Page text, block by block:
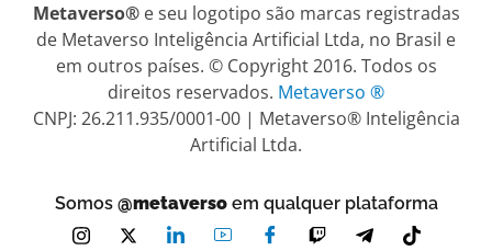
Metaverso®e seu logotipo são marcas registradas
de Metaverso Inteligência Artificial Ltda, no Brasil e
em outros países. © Copyright 2016. Todos os
direitos reservados. Metaverso ®
CNPJ: 26.211.935/0001-00 | Metaverso® Inteligência
Artificial Ltda.
Somos @metaversoem qualquer plataforma